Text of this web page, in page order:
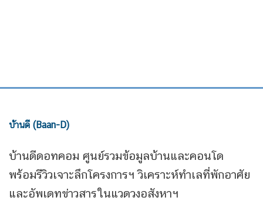
บ้านดี (Baan-D)
บ้านดีดอทคอม ศูนย์รวมข้อมูลบ้านและคอนโด
พร้อมรีวิวเจาะลึกโครงการฯ วิเคราะห์ทำเลที่พักอาศัย
และอัพเดทข่าวสารในแวดวงอสังหาฯ